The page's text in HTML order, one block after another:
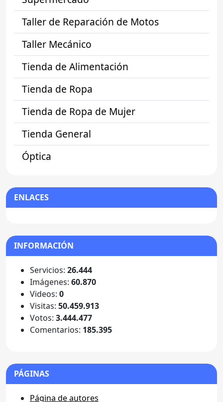
Taller de Reparación de Motos
Taller Mecánico
Tienda de Alimentación
Tienda de Ropa
Tienda de Ropa de Mujer
Tienda General
Óptica
ENLACES
INFORMACIÓN
Servicios: 26.444
Imágenes: 60.870
Videos: 0
Visitas: 50.459.913
Votos: 3.444.477
Comentarios: 185.395
PÁGINAS
Página de autores